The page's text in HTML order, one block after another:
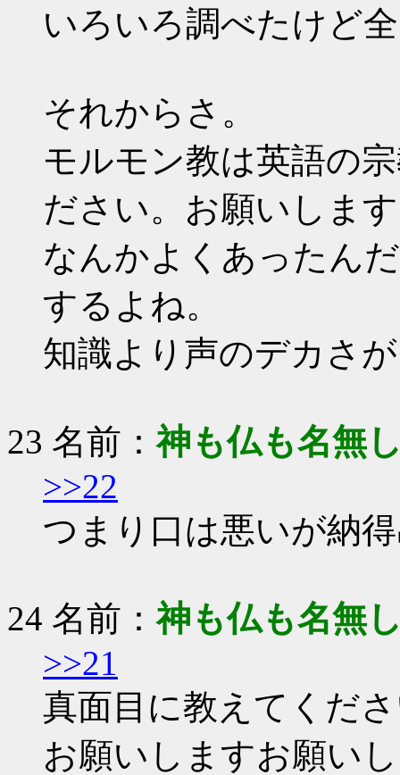
いろいろ調べたけど
それからさ。
モルモン教は英語の
ださい。お願いしま
なんかよくあったん
するよね。
知識より声のデカさ
23 名前：神も仏も名無
>>22
つまり口は悪いが納
24 名前：神も仏も名無
>>21
真面目に教えてくだ
お願いしますお願い